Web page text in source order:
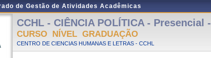
de Gestão de Atividades Acadêmicas
CCHL - CIÊNCIA POLÍTICA - Presencial
CURSO NÍVEL GRADUAÇÃO
CENTRO DE CIENCIAS HUMANAS E LETRAS - CCHL